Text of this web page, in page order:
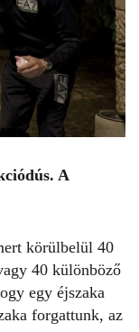
A
körülbelül 40
40 különböző
egy éjszaka
forgattunk, az